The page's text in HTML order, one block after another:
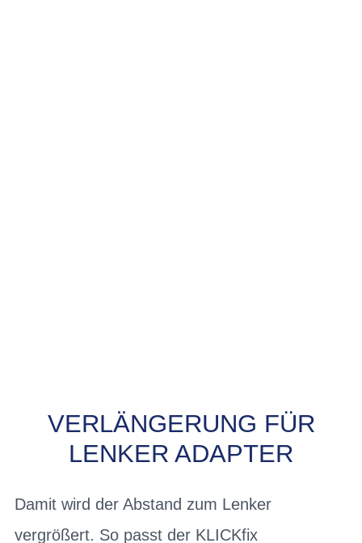
VERLÄNGERUNG FÜR
LENKER ADAPTER
Damit wird der Abstand zum Lenker
vergrößert. So passt der KLICKfix